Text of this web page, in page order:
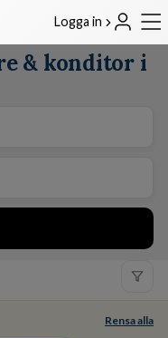
Logga in
& konditor i
Rensa alla